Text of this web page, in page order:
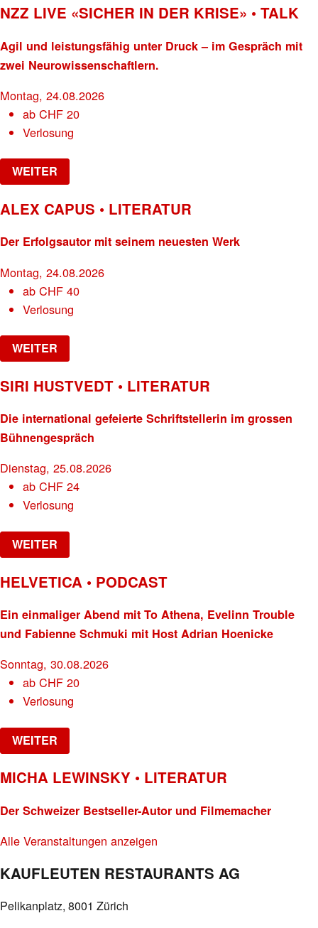
NZZ LIVE «SICHER IN DER KRISE» • TALK
Agil und leistungsfähig unter Druck – im Gespräch mit
zwei Neurowissenschaftlern.
Montag, 24.08.2026
abCHF 20
Verlosung
WEITER
ALEX CAPUS • LITERATUR
Der Erfolgsautor mit seinem neuesten Werk
Montag, 24.08.2026
abCHF 40
Verlosung
WEITER
SIRI HUSTVEDT • LITERATUR
Die international gefeierte Schriftstellerin im grossen
Bühnengespräch
Dienstag, 25.08.2026
abCHF 24
Verlosung
WEITER
HELVETICA • PODCAST
Ein einmaliger Abend mit To Athena, Evelinn Trouble
und Fabienne Schmuki mit Host Adrian Hoenicke
Sonntag, 30.08.2026
abCHF 20
Verlosung
WEITER
MICHA LEWINSKY • LITERATUR
Der Schweizer Bestseller-Autor und Filmemacher
Alle Veranstaltungen anzeigen
KAUFLEUTEN RESTAURANTS AG
Pelikanplatz, 8001 Zürich